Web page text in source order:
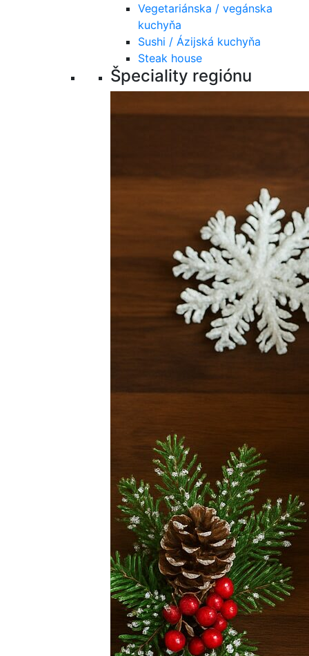
Vegetariánska / vegánska
kuchyňa
Sushi / Ázijská kuchyňa
Steak house
Špeciality regiónu